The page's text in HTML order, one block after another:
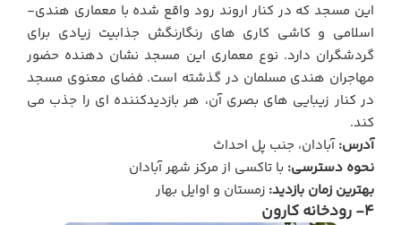
این مسجد که در کنار اروند رود واقع شده با معماری هندی-
اسلامی و کاشی کاری های رنگارنگش جذابیت زیادی برای
گردشگران دارد. نوع معماری این مسجد نشان دهنده حضور
مهاجران هندی مسلمان در گذشته است. فضای معنوی مسجد
در کنار زیبایی های بصری آن، هر بازدیدکننده ای را جذب می
کند.
آدرس:آبادان، جنب پل احداث
نحوه دسترسی: با تاکسی از مرکز شهر آبادان
بهترین زمان بازدید: زمستان و اوایل بهار
4- رودخانه کارون